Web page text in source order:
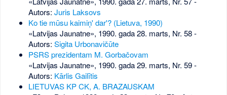
Autors: Juris Laksovs
Ko tie mūsu kaimiņ' dar'? (Lietuva, 1990)
«Latvijas Jaunatne», 1990. gada 28. marts, Nr. 58-
Autors: Sigita Urbonavičūte
PSRS prezidentam M. Gorbačovam
«Latvijas Jaunatne», 1990. gada 29. marts, Nr. 59-
Autors: Kārlis Gailītis
LIETUVAS KP CK, A. BRAZAUSKAM